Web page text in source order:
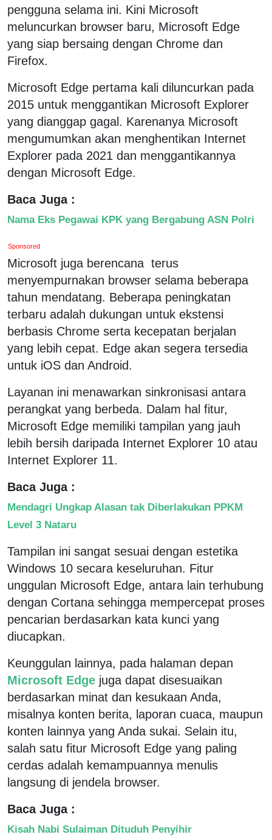
pengguna selama ini. Kini Microsoft
meluncurkan browser baru, Microsoft Edge
yang siap bersaing dengan Chrome dan
Firefox.
Microsoft Edge pertama kali diluncurkan pada
2015 untuk menggantikan Microsoft Explorer
yang dianggap gagal. Karenanya Microsoft
mengumumkan akan menghentikan Internet
Explorer pada 2021 dan menggantikannya
dengan Microsoft Edge.
Baca Juga :
Nama Eks Pegawai KPK yang Bergabung ASN Polri
Sponsored
Microsoft juga berencana terus
menyempurnakan browser selama beberapa
tahun mendatang. Beberapa peningkatan
terbaru adalah dukungan untuk ekstensi
berbasis Chrome serta kecepatan berjalan
yang lebih cepat. Edge akan segera tersedia
untuk iOS dan Android.
Layanan ini menawarkan sinkronisasi antara
perangkat yang berbeda. Dalam hal fitur,
Microsoft Edge memiliki tampilan yang jauh
lebih bersih daripada Internet Explorer 10 atau
Internet Explorer 11.
Baca Juga :
Mendagri Ungkap Alasan tak Diberlakukan PPKM
Level 3 Nataru
Tampilan ini sangat sesuai dengan estetika
Windows 10 secara keseluruhan. Fitur
unggulan Microsoft Edge, antara lain terhubung
dengan Cortana sehingga mempercepat proses
pencarian berdasarkan kata kunci yang
diucapkan.
Keunggulan lainnya, pada halaman depan
Microsoft Edge juga dapat disesuaikan
berdasarkan minat dan kesukaan Anda,
misalnya konten berita, laporan cuaca, maupun
konten lainnya yang Anda sukai. Selain itu,
salah satu fitur Microsoft Edge yang paling
cerdas adalah kemampuannya menulis
langsung di jendela browser.
Baca Juga :
Kisah Nabi Sulaiman Dituduh Penyihir